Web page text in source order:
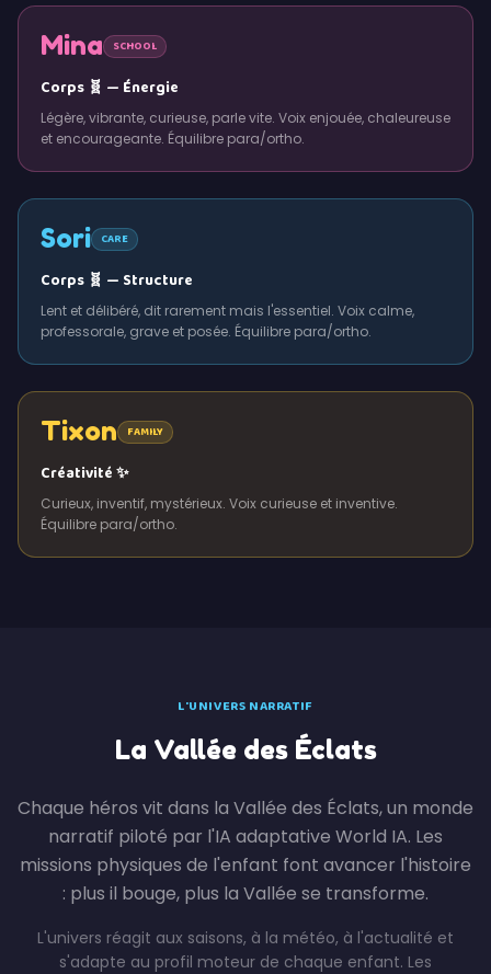
Mina SCHOOL
Corps 🧬 — Énergie
Légère, vibrante, curieuse, parle vite. Voix enjouée, chaleureuse
et encourageante. Équilibre para/ortho.
Sori CARE
Corps 🧬 — Structure
Lent et délibéré, dit rarement mais l'essentiel. Voix calme,
professorale, grave et posée. Équilibre para/ortho.
Tixon FAMILY
Créativité ✨
Curieux, inventif, mystérieux. Voix curieuse et inventive.
Équilibre para/ortho.
L'UNIVERS NARRATIF
La Vallée des Éclats
Chaque héros vit dans la Vallée des Éclats, un monde
narratif piloté par l'IA adaptative World IA. Les
missions physiques de l'enfant font avancer l'histoire
: plus il bouge, plus la Vallée se transforme.
L'univers réagit aux saisons, à la météo, à l'actualité et
s'adapte au profil moteur de chaque enfant. Les